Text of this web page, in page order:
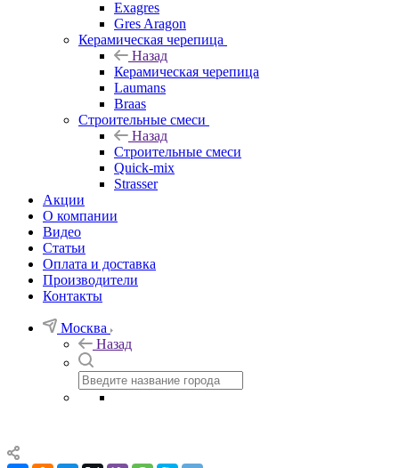
Exagres
Gres Aragon
Керамическая черепица
Назад
Керамическая черепица
Laumans
Braas
Строительные смеси
Назад
Строительные смеси
Quick-mix
Strasser
Акции
О компании
Видео
Статьи
Оплата и доставка
Производители
Контакты
Москва
Назад